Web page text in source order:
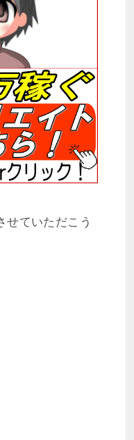
せていただこう